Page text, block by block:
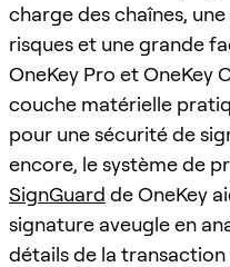
charge des chaînes,
risques et une grande
OneKey Pro et OneKey
couche matérielle
pour une sécurité de
encore, le système de
SignGuard de OneKey
signature aveugle en
détails de la